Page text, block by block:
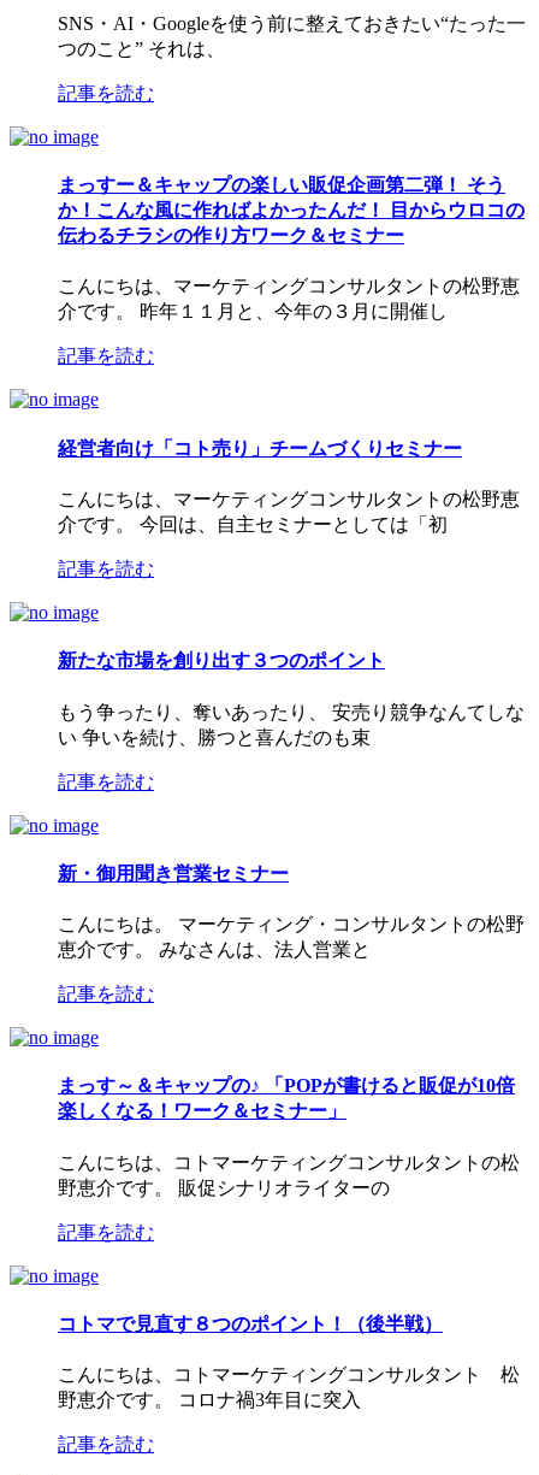
SNS・AI・Googleを使う前に整えておきたい“たった一
つのこと” それは、
記事を読む
まっすー＆キャップの楽しい販促企画第二弾！ そう
か！こんな風に作ればよかったんだ！ 目からウロコの
伝わるチラシの作り方ワーク＆セミナー
こんにちは、マーケティングコンサルタントの松野恵
介です。 昨年１１月と、今年の３月に開催し
記事を読む
経営者向け「コト売り」チームづくりセミナー
こんにちは、マーケティングコンサルタントの松野恵
介です。 今回は、自主セミナーとしては「初
記事を読む
新たな市場を創り出す３つのポイント
もう争ったり、奪いあったり、 安売り競争なんてしな
い 争いを続け、勝つと喜んだのも束
記事を読む
新・御用聞き営業セミナー
こんにちは。 マーケティング・コンサルタントの松野
恵介です。 みなさんは、法人営業と
記事を読む
まっす～＆キャップの♪ 「POPが書けると販促が10倍
楽しくなる！ワーク＆セミナー」
こんにちは、コトマーケティングコンサルタントの松
野恵介です。 販促シナリオライターの
記事を読む
コトマで見直す８つのポイント！（後半戦）
こんにちは、コトマーケティングコンサルタント 松
野恵介です。 コロナ禍3年目に突入
記事を読む